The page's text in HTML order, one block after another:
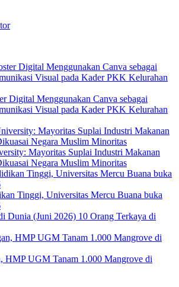
Digital Menggunakan Canva sebagai
Visual pada Kader PKK Kelurahan
Mayoritas Suplai Industri Makanan
Negara Muslim Minoritas
Tinggi, Universitas Mercu Buana buka
10 Orang Terkaya di
HMP UGM Tanam 1.000 Mangrove di